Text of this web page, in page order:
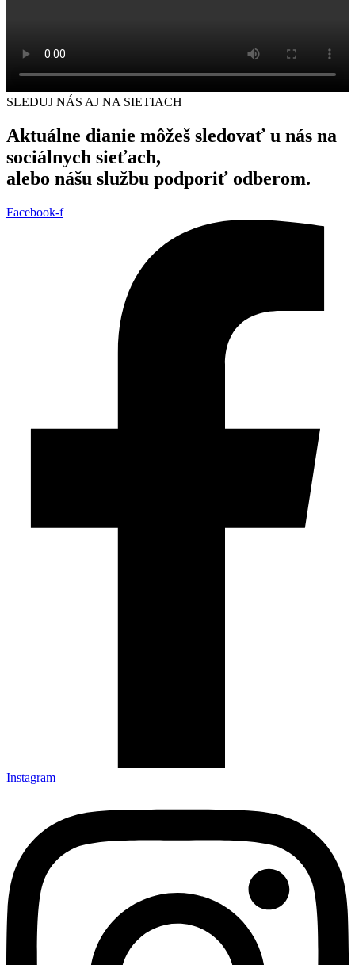
SLEDUJ NÁS AJ NA SIETIACH
Aktuálne dianie môžeš sledovať u nás na
sociálnych sieťach,
alebo nášu službu podporiť odberom.
Facebook-f
Instagram